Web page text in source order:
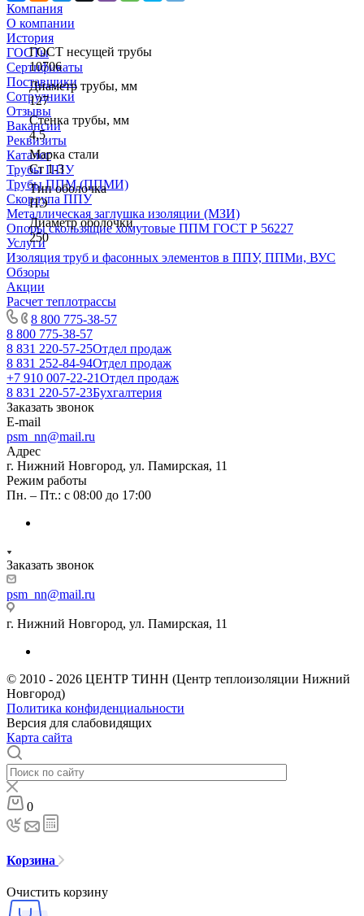
ГОСТ несущей трубы
10706
Диаметр трубы, мм
127
Стенка трубы, мм
4,5
Марка стали
Ст 1-3
Тип оболочка
ПЭ
Диаметр оболочки
250
Компания
О компании
История
ГОСТы
Сертификаты
Поставщики
Сотрудники
Отзывы
Вакансии
Реквизиты
Каталог
Трубы ППУ
Трубы ППМ (ППМИ)
Скорлупа ППУ
Металлическая заглушка изоляции (МЗИ)
Опоры скользящие хомутовые ППМ ГОСТ Р 56227
Услуги
Изоляция труб и фасонных элементов в ППУ, ППМи, ВУС
Обзоры
Акции
Расчет теплотрассы
8 800 775-38-57
8 800 775-38-57
8 831 220-57-25Отдел продаж
8 831 252-84-94Отдел продаж
+7 910 007-22-21Отдел продаж
8 831 220-57-23Бухгалтерия
Заказать звонок
E-mail
psm_nn@mail.ru
Адрес
г. Нижний Новгород, ул. Памирская, 11
Режим работы
Пн. – Пт.: с 08:00 до 17:00
Заказать звонок
psm_nn@mail.ru
г. Нижний Новгород, ул. Памирская, 11
© 2010 - 2026 ЦЕНТР ТИНН (Центр теплоизоляции Нижний
Новгород)
Политика конфиденциальности
Версия для слабовидящих
Карта сайта
0
Корзина
Очистить корзину